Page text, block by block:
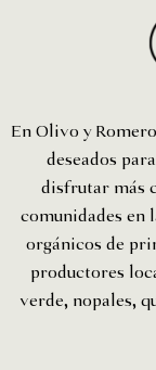
En Olivo y
deseados
disfrutar más
comunidades en
orgánicos de
productores
verde, nopales,